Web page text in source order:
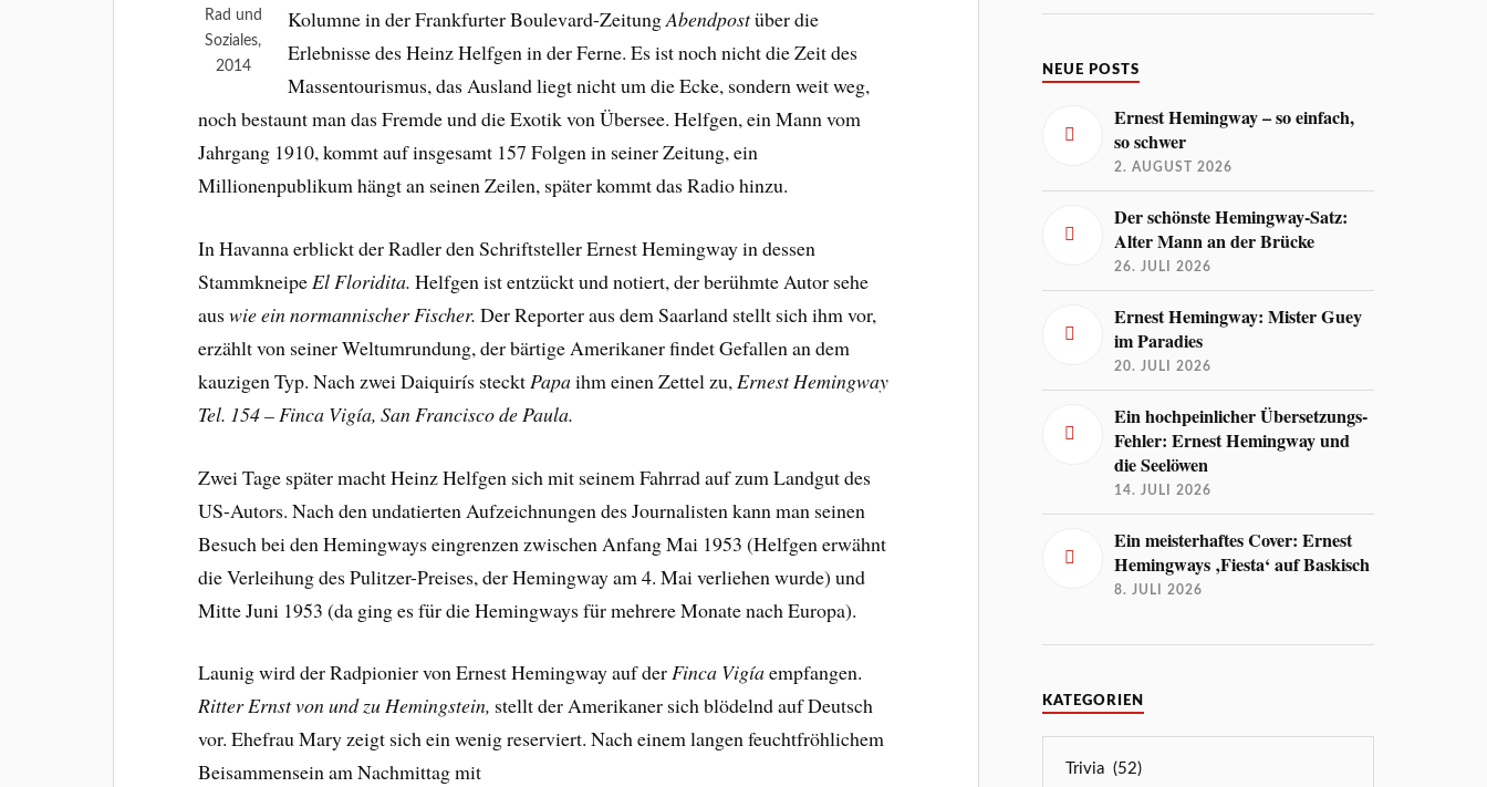
Rad und
Soziales,
2014
Kolumne in der Frankfurter Boulevard-ZeitungAbendpostüber die
Erlebnisse des Heinz Helfgen in der Ferne. Es ist noch nicht die Zeit des
Massentourismus, das Ausland liegt nicht um die Ecke, sondern weit weg,
noch bestaunt man das Fremde und die Exotik von Übersee. Helfgen, ein Mann vom
Jahrgang 1910, kommt auf insgesamt 157 Folgen in seiner Zeitung, ein
Millionenpublikum hängt an seinen Zeilen, später kommt das Radio hinzu.
In Havanna erblickt der Radler den Schriftsteller Ernest Hemingway in dessen
Stammkneipe El Floridita. Helfgen ist entzückt und notiert, der berühmte Autor sehe
auswie ein normannischer Fischer. Der Reporter aus dem Saarland stellt sich ihm vor,
erzählt von seiner Weltumrundung, der bärtige Amerikaner findet Gefallen an dem
kauzigen Typ. Nach zwei Daiquirís steckt Papaihm einen Zettel zu, Ernest Hemingway
Tel. 154 – Finca Vigía, San Francisco de Paula.
Zwei Tage später macht Heinz Helfgen sich mit seinem Fahrrad auf zum Landgut des
US-Autors. Nach den undatierten Aufzeichnungen des Journalisten kann man seinen
Besuch bei den Hemingways eingrenzen zwischen Anfang Mai 1953 (Helfgen erwähnt
die Verleihung des Pulitzer-Preises, der Hemingway am 4. Mai verliehen wurde) und
Mitte Juni 1953 (da ging es für die Hemingways für mehrere Monate nach Europa).
Launig wird der Radpionier von Ernest Hemingway auf derFinca Vigíaempfangen.
Ritter Ernst von und zu Hemingstein, stellt der Amerikaner sich blödelnd auf Deutsch
vor. Ehefrau Mary zeigt sich ein wenig reserviert. Nach einem langen feuchtfröhlichem
Beisammensein am Nachmittag mit
NEUE POSTS
Ernest Hemingway – so einfach,
so schwer
2. AUGUST 2026
Der schönste Hemingway-Satz:
Alter Mann an der Brücke
26. JULI 2026
Ernest Hemingway: Mister Guey
im Paradies
20. JULI 2026
Ein hochpeinlicher Übersetzungs-
Fehler: Ernest Hemingway und
die Seelöwen
14. JULI 2026
Ein meisterhaftes Cover: Ernest
Hemingways ‚Fiesta‘ auf Baskisch
8. JULI 2026
KATEGORIEN